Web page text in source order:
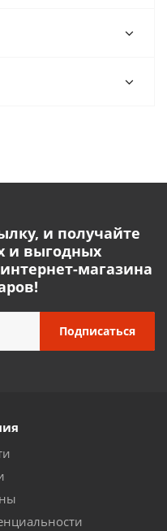
и получайте
и выгодных
магазина